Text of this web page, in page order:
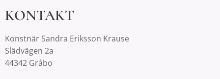
KONTAKT
Konstnär Sandra Eriksson Krause
Slädvägen 2a
44342 Gråbo